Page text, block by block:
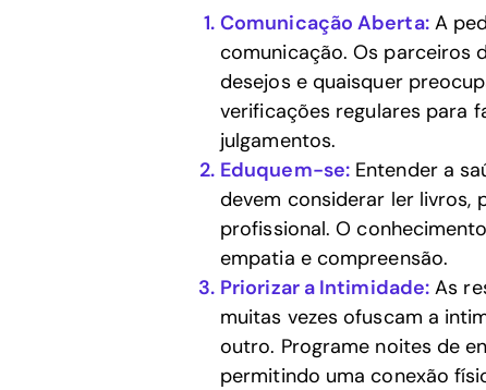
Comunicação Aberta:A
comunicação. Os parceiros
desejos e quaisquer
verificações regulares para
julgamentos.
Eduquem-se: Entender a
devem considerar ler livros,
profissional. O
empatia e compreensão.
Priorizar a Intimidade: As
muitas vezes ofuscam a
outro. Programe noites de
permitindo uma conexão